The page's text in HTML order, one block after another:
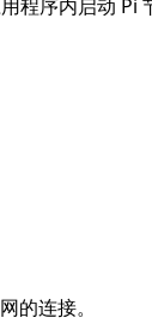
程序内启动 Pi
的连接。